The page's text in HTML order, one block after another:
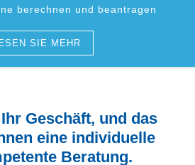
berechnen und beantragen
SIE MEHR
Geschäft, und das
eine individuelle
Beratung.